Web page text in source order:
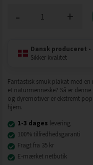
+
-
Dansk produceret •
Sikker kvalitet
Fantastisk smuk plakat med
et naturmenneske? Så er
og dyremotiver er ekstremt
hjem.
1-3 dages levering
100% tilfredhedsgaranti
Fragt fra 35 kr
E-mærket netbutik